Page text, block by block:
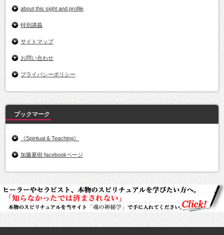
about this sight and profile
特別講義
サイトマップ
お問い合わせ
プライバシーポリシー
ブックマーク
《Spiritual & Teaching》
加藤夏樹 facebookページ